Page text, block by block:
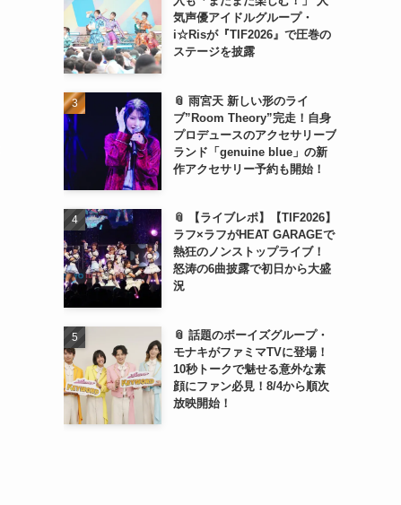
気声優アイドルグループ・
i☆Risが『TIF2026』で圧巻の
ステージを披露
📎 雨宮天 新しい形のライ
ブ”Room Theory”完走！自身
プロデュースのアクセサリーブ
ランド「genuine blue」の新
作アクセサリー予約も開始！
📎 【ライブレポ】【TIF2026】
ラフ×ラフがHEAT GARAGEで
熱狂のノンストップライブ！
怒涛の6曲披露で初日から大盛
況
📎 話題のボーイズグループ・
モナキがファミマTVに登場！
10秒トークで魅せる意外な素
顔にファン必見！8/4から順次
放映開始！